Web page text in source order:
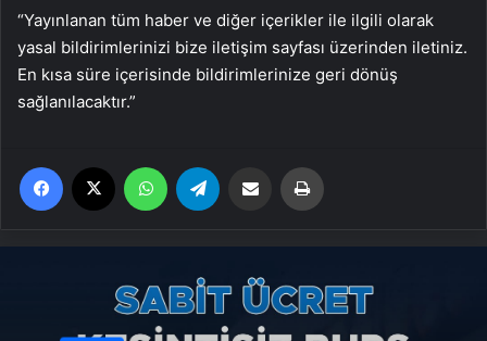
“Yayınlanan tüm haber ve diğer içerikler ile ilgili olarak
yasal bildirimlerinizi bize iletişim sayfası üzerinden iletiniz.
En kısa süre içerisinde bildirimlerinize geri dönüş
sağlanılacaktır.”
Facebook WhatsApp Email'den paylaş